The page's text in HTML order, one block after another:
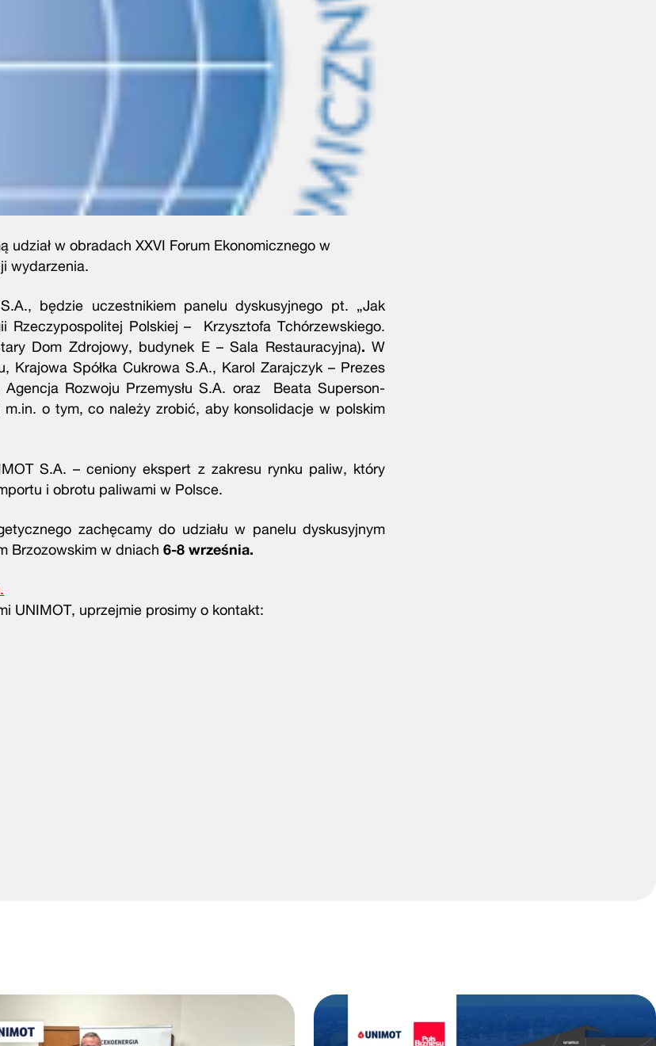
udział w obradach XXVI Forum Ekonomicznego w
wydarzenia.
będzie uczestnikiem panelu dyskusyjnego pt. „Jak
Rzeczypospolitej Polskiej – Krzysztofa Tchórzewskiego.
Dom Zdrojowy, budynek E – Sala Restauracyjna). W
Krajowa Spółka Cukrowa S.A., Karol Zarajczyk – Prezes
Rozwoju Przemysłu S.A. oraz Beata Superson-
o tym, co należy zrobić, aby konsolidacje w polskim
S.A. – ceniony ekspert z zakresu rynku paliw, który
i obrotu paliwami w Polsce.
zachęcamy do udziału w panelu dyskusyjnym
Brzozowskim w dniach 6-8 września.
UNIMOT, uprzejmie prosimy o kontakt: